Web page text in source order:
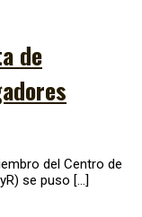
de
del Centro de
se puso […]